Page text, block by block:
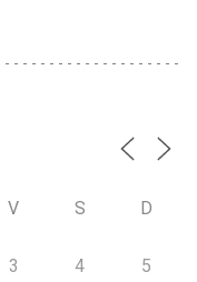
V S D
3 4 5